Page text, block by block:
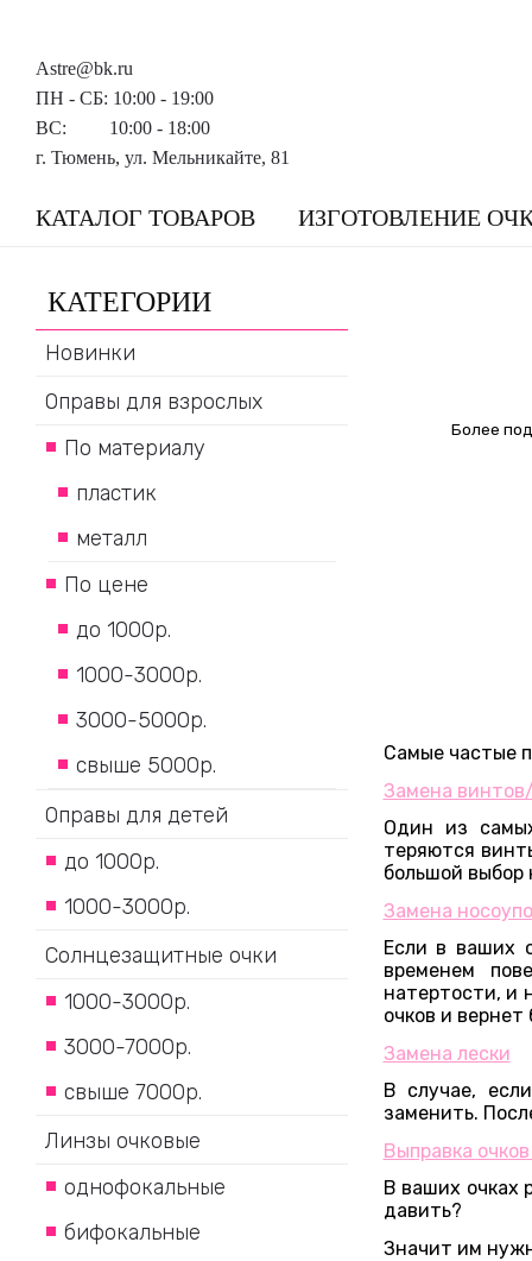
Astre@bk.ru
ПН - СБ: 10:00 - 19:00
ВС: 10:00 - 18:00
г. Тюмень, ул. Мельникайте, 81
КАТАЛОГ ТОВАРОВ ИЗГОТОВЛЕНИЕ
Более
Самые частые
Замена
Один из
теряются
большой
Замена
Если в ваших
временем
натертости, и
очков и
Замена лески
В случае,
заменить.
Выправка
В ваших очках
давить?
Значит им
КАТЕГОРИИ
Новинки
Оправы для взрослых
По материалу
пластик
металл
По цене
до 1000р.
1000-3000р.
3000-5000р.
свыше 5000р.
Оправы для детей
до 1000р.
1000-3000р.
Солнцезащитные очки
1000-3000р.
3000-7000р.
свыше 7000р.
Линзы очковые
однофокальные
бифокальные